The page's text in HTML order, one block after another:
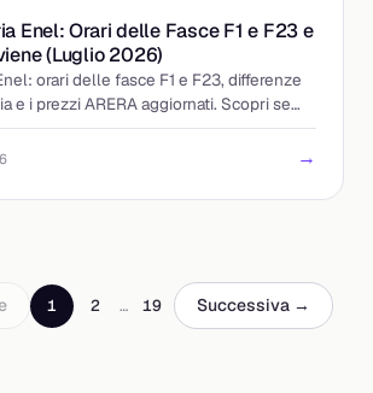
Enel: Orari delle Fasce F1 e F23 e
(Luglio 2026)
orari delle fasce F1 e F23, differenze
e i prezzi ARERA aggiornati. Scopri se
conviene davvero.
→
1 2 … 19 Successiva →